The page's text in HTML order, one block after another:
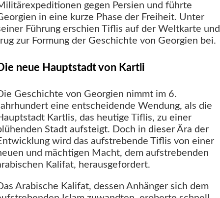
gegen Persien und führte
in eine kurze Phase der Freiheit. Unter
Führung erschien Tiflis auf der Weltkarte und
zur Formung der Geschichte von Georgien bei.
neue Hauptstadt von Kartli
Geschichte von Georgien nimmt im 6.
eine entscheidende Wendung, als die
Kartlis, das heutige Tiflis, zu einer
Stadt aufsteigt. Doch in dieser Ära der
wird das aufstrebende Tiflis von einer
und mächtigen Macht, dem aufstrebenden
Kalifat, herausgefordert.
Arabische Kalifat, dessen Anhänger sich dem